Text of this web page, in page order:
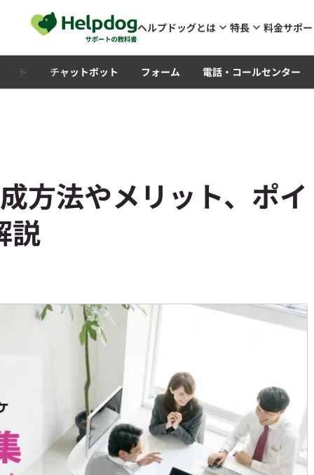
メインコンテンツへスキップ
ヘルプドッグとは 特長 料金サポ
イト チャットボット フォーム 電話・コールセンター
方法やメリット、ポイ
説